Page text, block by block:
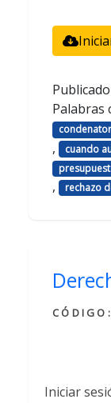
Palabras
, cuando
, rechazo
CÓDIGO:
Iniciar